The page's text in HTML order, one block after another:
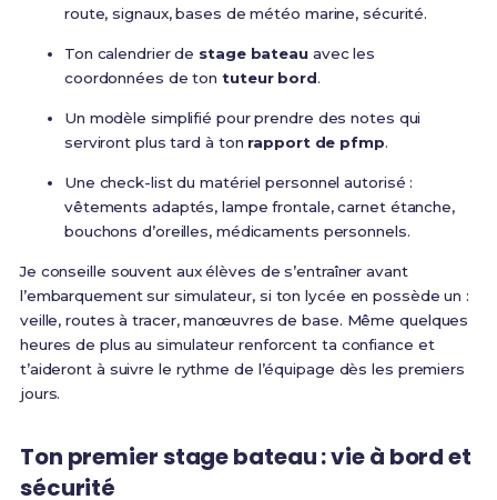
route, signaux, bases de météo marine, sécurité.
Ton calendrier de stage bateauavec les
coordonnées de tontuteur bord.
Un modèle simplifié pour prendre des notes qui
serviront plus tard à ton rapport de pfmp.
Une check-list du matériel personnel autorisé :
vêtements adaptés, lampe frontale, carnet étanche,
bouchons d’oreilles, médicaments personnels.
Je conseille souvent aux élèves de s’entraîner avant
l’embarquement sur simulateur, si ton lycée en possède un :
veille, routes à tracer, manœuvres de base. Même quelques
heures de plus au simulateur renforcent ta confiance et
t’aideront à suivre le rythme de l’équipage dès les premiers
jours.
Ton premier stage bateau : vie à bord et
sécurité